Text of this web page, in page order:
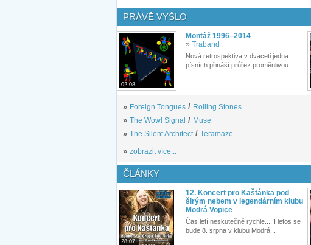
PRÁVĚ VYŠLO
02.08.
Montáž 1996–2014
» Traband
Nová retrospektiva v dvaceti jedna
písních přináší průřez proměnlivou...
» Foreign Tongues / Rolling Stones
» The Wow! Signal / Muse
» The Silent Architect/ Teramaze
» zobrazit více...
ČLÁNKY
28.07.
12. Koncert pro Kaštánka pod
širým nebem v legendárním klubu
Modrá Vopice
Čas letí neskutečně rychle.... I letos se
bude 8. srpna v klubu Modrá...